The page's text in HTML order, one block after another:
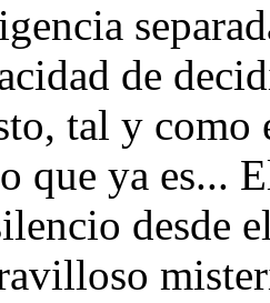
de
tal y como
que ya es...
desde